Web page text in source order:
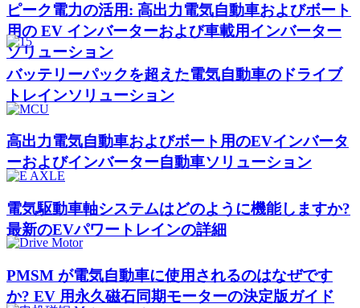
ピーク電力の活用: 高出力電気自動車およびボート
用の EV インバーターおよび車載用インバーター
ソリューション
バッテリーパックを超えた電気自動車のドライブ
トレインソリューション
高出力電気自動車およびボート用のEVインバータ
ーおよびインバーター自動車ソリューション
電気駆動車軸システムはどのように機能しますか?
最新のEVパワートレインの詳細
PMSM が電気自動車に使用されるのはなぜです
か? EV 用永久磁石同期モーターの決定版ガイド